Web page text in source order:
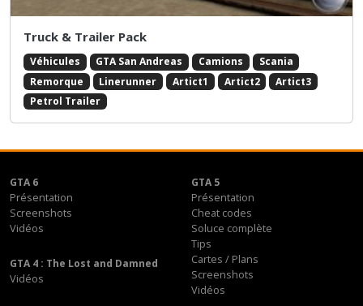
Truck & Trailer Pack
Véhicules GTA San Andreas Camions
Scania
Remorque
Linerunner Artict1 Artict2
Artict3
Petrol Trailer
GTA 6
Présentation
Screenshots
Vidéos
GTA 5
Présentation
Cheat codes
Soluce complète
Tips
Cartes / Plans
Screenshots
Vidéos
GTA 4 : The Lost and Damned
Vidéos